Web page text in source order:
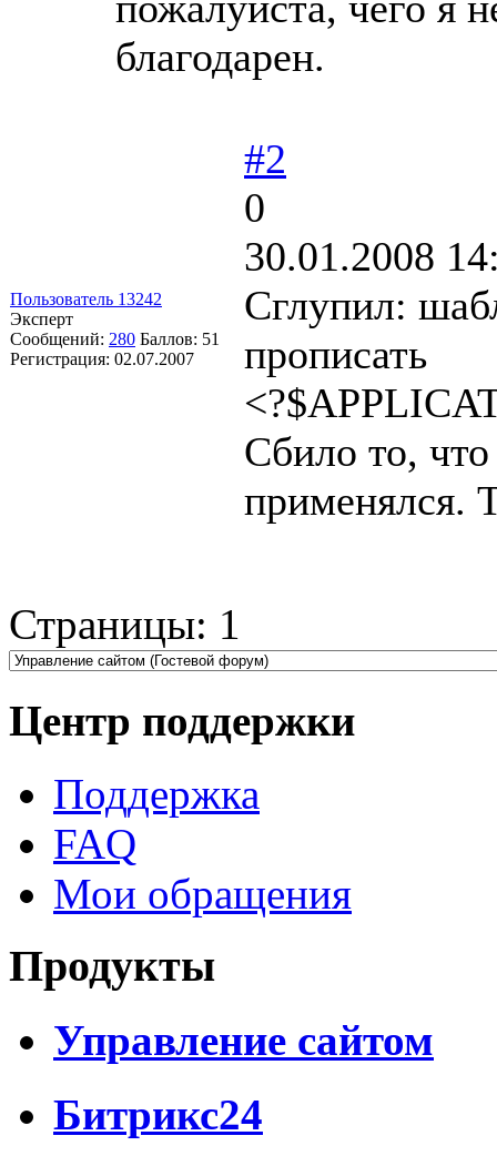
благодарен.
Пользователь 13242
Эксперт
Сообщений: 280 Баллов: 51
Регистрация: 02.07.2007
#2
0
30.01.2008
Сглупил:
прописать
Сбило то, что
применялся.
Страницы: 1
Центр поддержки
Поддержка
FAQ
Мои обращения
Продукты
Управление сайтом
Битрикс24